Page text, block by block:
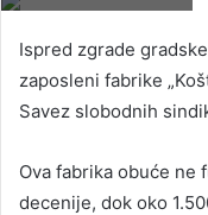
Ispred zgrade
zaposleni fabrike
Savez slobodnih
Ova fabrika obuće ne
decenije, dok oko